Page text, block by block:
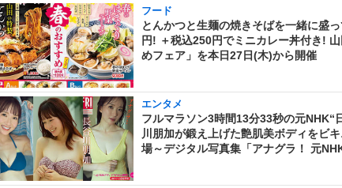
フード
とんかつと生麺の焼きそばを一緒に盛
円! ＋税込250円でミニカレー丼付き!
めフェア」を本日27日(木)から開催
エンタメ
フルマラソン3時間13分33秒の元NHK“
川朋加が鍛え上げた艶肌美ボディをビ
場～デジタル写真集「アナグラ！ 元